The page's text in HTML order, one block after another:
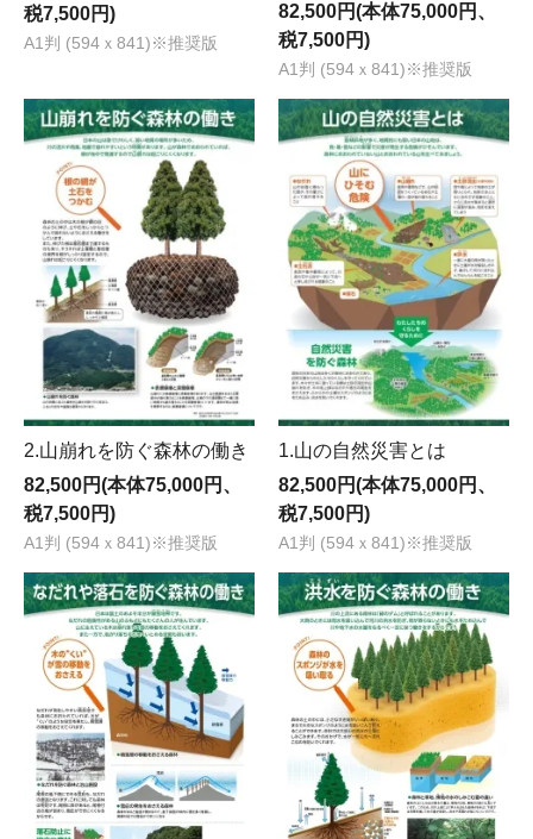
税7,500円)
A1判 (594ｘ841)※推奨版
82,500円(本体75,000円、
税7,500円)
A1判 (594ｘ841)※推奨版
2.山崩れを防ぐ森林の働き
82,500円(本体75,000円、
税7,500円)
A1判 (594ｘ841)※推奨版
1.山の自然災害とは
82,500円(本体75,000円、
税7,500円)
A1判 (594ｘ841)※推奨版